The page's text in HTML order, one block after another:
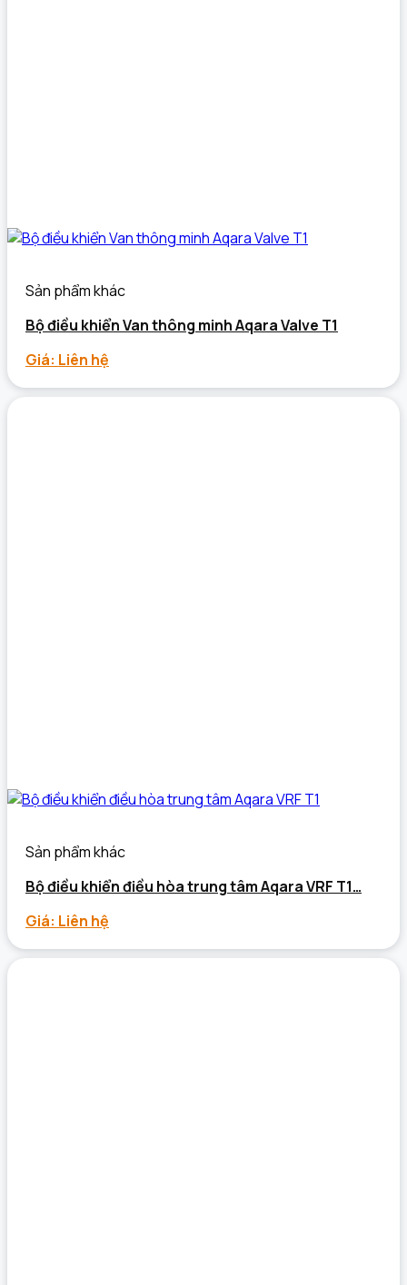
Sản phẩm khác
Bộ điều khiển Van thông minh Aqara Valve T1
Giá: Liên hệ
Sản phẩm khác
Bộ điều khiển điều hòa trung tâm Aqara VRF T1…
Giá: Liên hệ